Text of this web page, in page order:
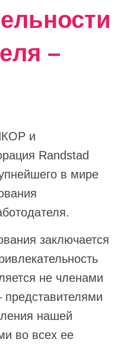
–
и
Randstad
в мире
заключается
не членами
нашей
во всех ее